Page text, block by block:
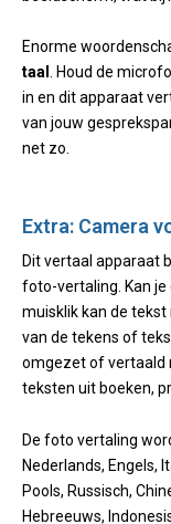
Enorme
taal
. Houd de
in en dit apparaat
van jouw
net zo.
Extra: Camera
Dit vertaal apparaat
foto-vertaling. Kan
muisklik kan de
van de tekens of
omgezet of vertaald
teksten uit boeken,
De foto vertaling
Nederlands, Engels,
Pools, Russisch,
Hebreeuws,